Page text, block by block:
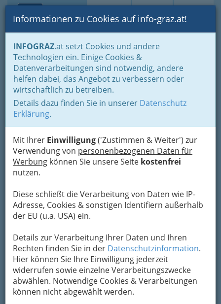
Suche Login Toggle
Informationen zu Cookies auf info-graz.at!
INFOGRAZ.at setzt Cookies und andere
Technologien ein. Einige Cookies &
Datenverarbeitungen sind notwendig, andere
helfen dabei, das Angebot zu verbessern oder
wirtschaftlich zu betreiben.
Details dazu finden Sie in unserer Datenschutz
Erklärung.
Mit Ihrer Einwilligung('Zustimmen & Weiter') zur
Verwendung von personenbezogenen Daten für
Werbung können Sie unsere Seite kostenfrei
nutzen.
Diese schließt die Verarbeitung von Daten wie IP-
Adresse, Cookies & sonstigen Identifiern außerhalb
der EU (u.a. USA) ein.
Details zur Verarbeitung Ihrer Daten und Ihren
Rechten finden Sie in der Datenschutzinformation.
Hier können Sie Ihre Einwilligung jederzeit
widerrufen sowie einzelne Verarbeitungszwecke
abwählen. Notwendige Cookies & Verarbeitungen
können nicht abgewählt werden.
Home Lifestyle
Freizeit & Sport in der Steiermark
Wohin am Wochenende
Norbert Thaller - Restaurant
Thaller
Kirchplatz 4, 8423 St. Veit
+43 3453 2508
Karte
Kontaktaufnahme
bewahren , verwenden wir an dieser Stelle zur
Übermittlung Ihrer Nachricht ein sicheres
Formular. Ihre Nachricht wird nach dem
Absenden umgehend per Mail an das
Unternehmen Norbert Thaller - Restaurant
Thaller weitergeleitet.